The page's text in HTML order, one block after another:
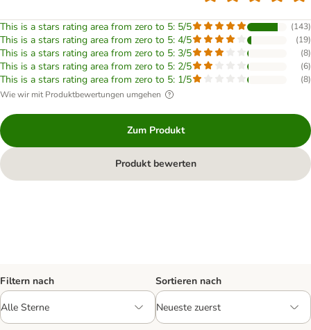
This is a stars rating area from zero to 5: 5/5 (143)
This is a stars rating area from zero to 5: 4/5 (19)
This is a stars rating area from zero to 5: 3/5 (8)
This is a stars rating area from zero to 5: 2/5 (6)
This is a stars rating area from zero to 5: 1/5 (8)
Wie wir mit Produktbewertungen umgehen
Zum Produkt
Produkt bewerten
Filtern nach Sortieren nach